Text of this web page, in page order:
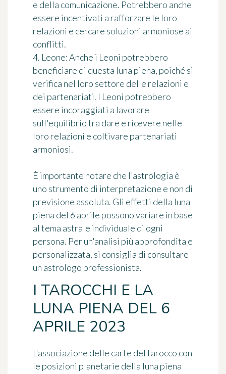
e della comunicazione. Potrebbero anche
essere incentivati a rafforzare le loro
relazioni e cercare soluzioni armoniose ai
conflitti.
4. Leone: Anche i Leoni potrebbero
beneficiare di questa luna piena, poiché si
verifica nel loro settore delle relazioni e
dei partenariati. I Leoni potrebbero
essere incoraggiati a lavorare
sull'equilibrio tra dare e ricevere nelle
loro relazioni e coltivare partenariati
armoniosi.
È importante notare che l'astrologia è
uno strumento di interpretazione e non di
previsione assoluta. Gli effetti della luna
piena del 6 aprile possono variare in base
al tema astrale individuale di ogni
persona. Per un'analisi più approfondita e
personalizzata, si consiglia di consultare
un astrologo professionista.
I TAROCCHI E LA
LUNA PIENA DEL 6
APRILE 2023
L'associazione delle carte del tarocco con
le posizioni planetarie della luna piena